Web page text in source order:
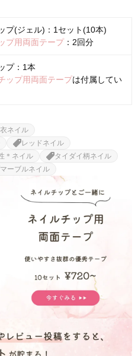
プ(ジェル)：1セット(10本)
プ用両面テープ：2回分
プ：1本
ップ用両面テープは付属してい
ネイル
レッドネイル
＊ネイル
タイダイ柄ネイル
マーブルネイル